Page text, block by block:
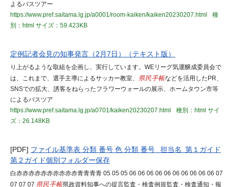
よるバスツアー
https://www.pref.saitama.lg.jp/a0001/room-kaiken/kaiken20230207.html
種
別：html サイズ：59.423KB
定例記者会見の知事発言（2月7日）（テキスト版）
り上がるような取組を企画し、実行しています。WEリーグ気運醸成委員会で
は、これまで、選手主導によるサッカー教室、 県民手帳などを活用したPR、
SNSでの拡大、誘客をねらったフラワーウォールの展示、ホームタウン市等
によるバスツア
https://www.pref.saitama.lg.jp/a0701/kaiken20230207.html
種別：html サイ
ズ：26.148KB
[PDF] ファイル基準表 分類 番号 色 分類 番号 担当名 第１ガイド
第２ガイド個別フォルダー保存
白赤赤赤赤赤赤赤赤赤赤青青青青 05 05 05 06 06 06 06 06 06 06 06 06 06 07
07 07 07 県民手帳県政資料知事への提言監査・検査例規監査・検査通知・報